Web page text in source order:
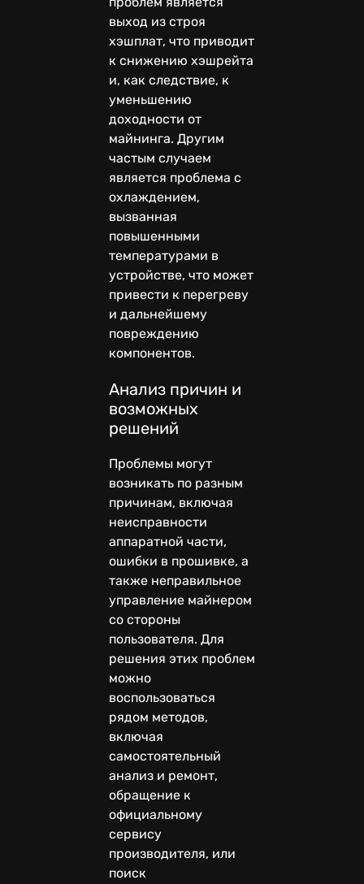
выход из строя
хэшплат, что приводит
к снижению хэшрейта
и, как следствие, к
уменьшению
доходности от
майнинга. Другим
частым случаем
является проблема с
охлаждением,
вызванная
повышенными
температурами в
устройстве, что может
привести к перегреву
и дальнейшему
повреждению
компонентов.
Анализ причин и
возможных
решений
Проблемы могут
возникать по разным
причинам, включая
неисправности
аппаратной части,
ошибки в прошивке, а
также неправильное
управление майнером
со стороны
пользователя. Для
решения этих проблем
можно
воспользоваться
рядом методов,
включая
самостоятельный
анализ и ремонт,
обращение к
официальному
сервису
производителя, или
поиск